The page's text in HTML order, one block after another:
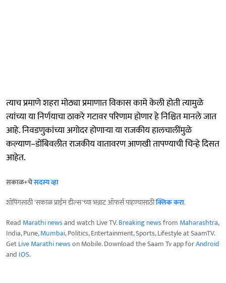
त्याच प्रमाणे शहरा मोठ्या प्रमाणात विकास कामे केली होती त्यामुळे
त्यांच्या या निर्णयाचा ठाकरे गटावर परिणाम होणार हे निश्चित मानले जात
आहे. निवडणुकांच्या अगोदर होणाऱ्या या राजकीय हालचालींमुळे
कल्याण–डोंबिवलीत राजकीय वातावरण आणखी तापण्याची चिन्हे दिसत
आहेत.
सकाळ+चेसदस्य व्हा
शॉपिंगसाठी 'सकाळ प्राईम डील्स'च्या भन्नाट ऑफर्स पाहण्यासाठीक्लिक करा.
Read Marathi newsand watch Live TV.Breaking newsfrom Maharashtra,
India, Pune,Mumbai, Politics, Entertainment, Sports, Lifestyle at SaamTV.
GetLive Marathi newson Mobile. Download the Saam Tv app forAndroid
and IOS.